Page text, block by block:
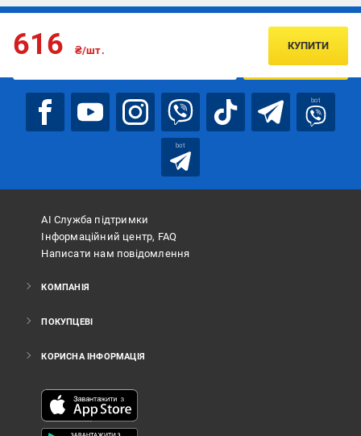
616 ₴/шт. КУПИТИ
Підписуйтесь, щоб дізнаватись першим про акції та пропозиції
ПІДПИСАТИСЯ
bot
bot
АІ Служба підтримки
Інформаційний центр, FAQ
Написати нам повідомлення
КОМПАНІЯ
ПОКУПЦЕВІ
КОРИСНА ІНФОРМАЦІЯ